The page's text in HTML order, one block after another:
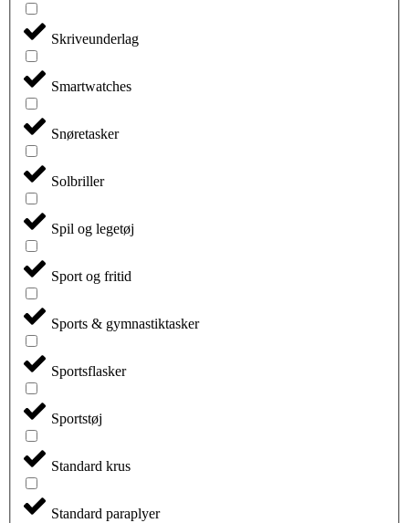
Skriveunderlag
Smartwatches
Snøretasker
Solbriller
Spil og legetøj
Sport og fritid
Sports & gymnastiktasker
Sportsflasker
Sportstøj
Standard krus
Standard paraplyer